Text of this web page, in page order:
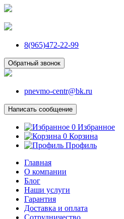
8(965)472-22-99
Обратный звонок
pnevmo-centr@bk.ru
Написать сообщение
0 Избранное
0 Корзина
Профиль
Главная
О компании
Блог
Наши услуги
Гарантия
Доставка и оплата
Сотрудничество